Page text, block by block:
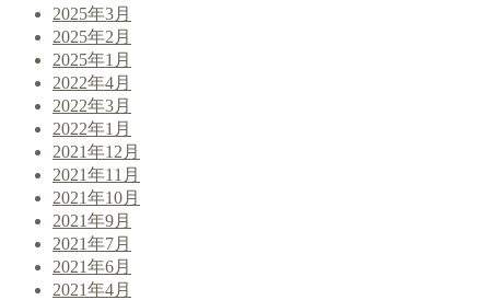
2025年3月
2025年2月
2025年1月
2022年4月
2022年3月
2022年1月
2021年12月
2021年11月
2021年10月
2021年9月
2021年7月
2021年6月
2021年4月